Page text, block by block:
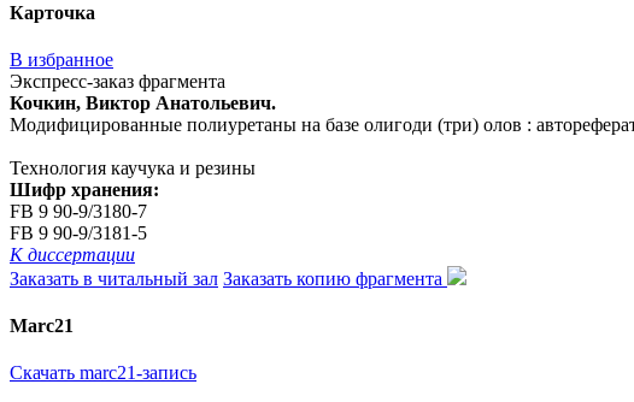
Карточка
В избранное
Экспресс-заказ фрагмента
Кочкин, Виктор Анатольевич.
Модифицированные полиуретаны на базе олигоди (три) олов :
Технология каучука и резины
Шифр хранения:
FB 9 90-9/3180-7
FB 9 90-9/3181-5
К диссертации
Заказать в читальный зал Заказать копию фрагмента
Marc21
Скачать marc21-запись